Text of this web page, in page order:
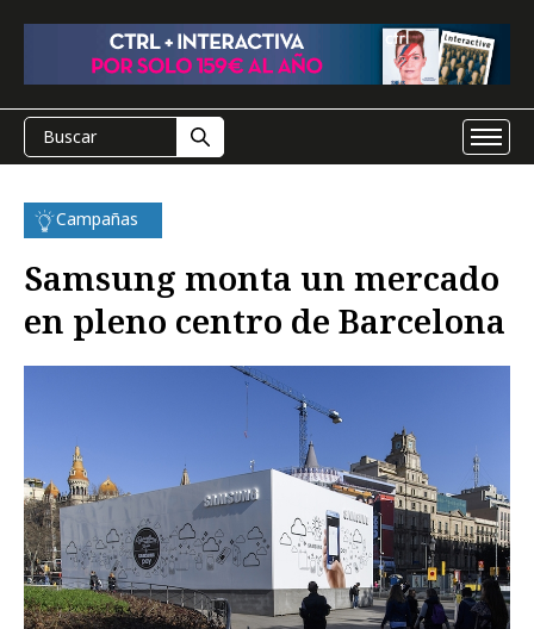
Campañas
Samsung monta un mercado
en pleno centro de Barcelona